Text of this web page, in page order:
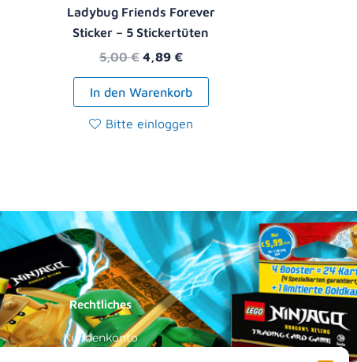
Ladybug Friends Forever
Sticker – 5 Stickertüten
5,00€ 4,89 €
In den Warenkorb
Bitte einloggen
Rechtliches
Kundenkonto